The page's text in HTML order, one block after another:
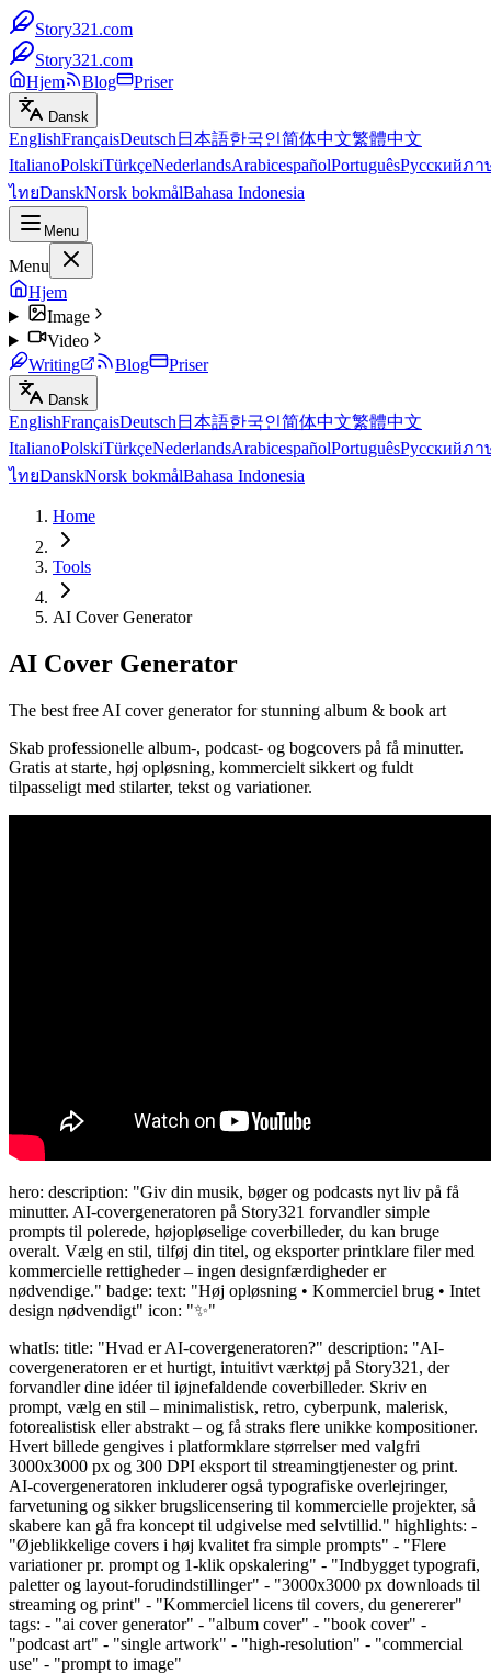
Story321.com
Story321.com
Hjem
Blog Priser
Dansk
EnglishFrançaisDeutsch 日本語한국인简体中文繁體中文
ItalianoPolskiTürkçeNederlandsArabicespañolPortuguêsРусскийภา
ไทยDanskNorsk bokmålBahasa Indonesia
Menu
Menu
Hjem
Image
Video
Writing
Blog Priser
Dansk
EnglishFrançaisDeutsch 日本語한국인简体中文繁體中文
ItalianoPolskiTürkçeNederlandsArabicespañolPortuguêsРусскийภา
ไทยDanskNorsk bokmålBahasa Indonesia
Home
Tools
AI Cover Generator
AI Cover Generator
The best free AI cover generator for stunning album & book art
Skab professionelle album-, podcast- og bogcovers på få minutter.
Gratis at starte, høj opløsning, kommercielt sikkert og fuldt
tilpasseligt med stilarter, tekst og variationer.
hero: description: "Giv din musik, bøger og podcasts nyt liv på få
minutter. AI-covergeneratoren på Story321 forvandler simple
prompts til polerede, højopløselige coverbilleder, du kan bruge
overalt. Vælg en stil, tilføj din titel, og eksporter printklare filer med
kommercielle rettigheder – ingen designfærdigheder er
nødvendige." badge: text: "Høj opløsning • Kommerciel brug • Intet
design nødvendigt" icon: "✨"
whatIs: title: "Hvad er AI-covergeneratoren?" description: "AI-
covergeneratoren er et hurtigt, intuitivt værktøj på Story321, der
forvandler dine idéer til iøjnefaldende coverbilleder. Skriv en
prompt, vælg en stil – minimalistisk, retro, cyberpunk, malerisk,
fotorealistisk eller abstrakt – og få straks flere unikke kompositioner.
Hvert billede gengives i platformklare størrelser med valgfri
3000x3000 px og 300 DPI eksport til streamingtjenester og print.
AI-covergeneratoren inkluderer også typografiske overlejringer,
farvetuning og sikker brugslicensering til kommercielle projekter, så
skabere kan gå fra koncept til udgivelse med selvtillid." highlights: -
"Øjeblikkelige covers i høj kvalitet fra simple prompts" - "Flere
variationer pr. prompt og 1-klik opskalering" - "Indbygget typografi,
paletter og layout-forudindstillinger" - "3000x3000 px downloads til
streaming og print" - "Kommerciel licens til covers, du genererer"
tags: - "ai cover generator" - "album cover" - "book cover" -
"podcast art" - "single artwork" - "high‑resolution" - "commercial
use" - "prompt to image"